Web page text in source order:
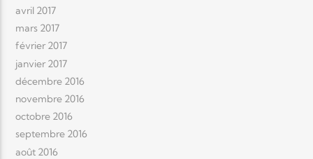
avril 2017
mars 2017
février 2017
janvier 2017
décembre 2016
novembre 2016
octobre 2016
septembre 2016
août 2016